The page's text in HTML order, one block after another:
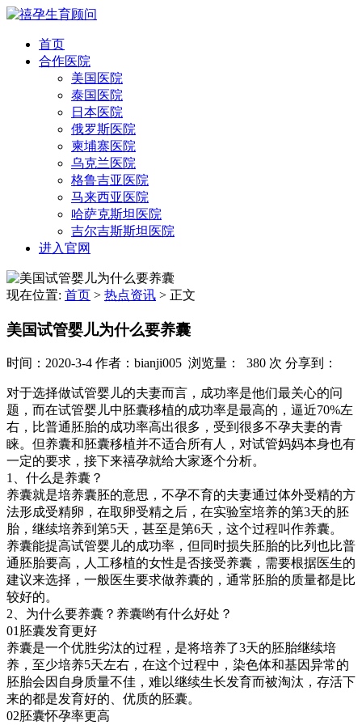
首页
合作医院
美国医院
泰国医院
日本医院
俄罗斯医院
柬埔寨医院
乌克兰医院
格鲁吉亚医院
马来西亚医院
哈萨克斯坦医院
吉尔吉斯斯坦医院
进入官网
现在位置: 首页 > 热点资讯 > 正文
美国试管婴儿为什么要养囊
时间：2020-3-4 作者：bianji005 浏览量： 380 次 分享到：
对于选择做试管婴儿的夫妻而言，成功率是他们最关心的问
题，而在试管婴儿中胚囊移植的成功率是最高的，逼近70%左
右，比普通胚胎的成功率高出很多，受到很多不孕夫妻的青
睐。但养囊和胚囊移植并不适合所有人，对试管妈妈本身也有
一定的要求，接下来禧孕就给大家逐个分析。
1、什么是养囊？
养囊就是培养囊胚的意思，不孕不育的夫妻通过体外受精的方
法形成受精卵，在取卵受精之后，在实验室培养的第3天的胚
胎，继续培养到第5天，甚至是第6天，这个过程叫作养囊。
养囊能提高试管婴儿的成功率，但同时损失胚胎的比列也比普
通胚胎要高，人工移植的女性是否接受养囊，需要根据医生的
建议来选择，一般医生要求做养囊的，通常胚胎的质量都是比
较好的。
2、为什么要养囊？养囊哟有什么好处？
01胚囊发育更好
养囊是一个优胜劣汰的过程，是将培养了3天的胚胎继续培
养，至少培养5天左右，在这个过程中，染色体和基因异常的
胚胎会因自身质量不佳，难以继续生长发育而被淘汰，存活下
来的都是发育好的、优质的胚囊。
02胚囊怀孕率更高